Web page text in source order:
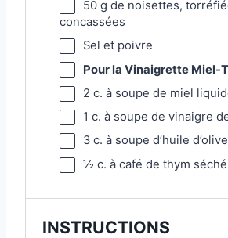
50 g de noisettes,
concassées
Sel et poivre
Pour la Vinaigrette Miel-
2 c. à soupe de miel
1 c. à soupe de vinaigre
3c. à soupe d’huile d’olive
½c. à café de thym séché
INSTRUCTIONS